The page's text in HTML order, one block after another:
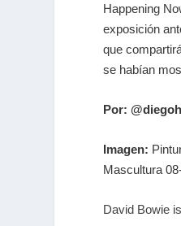
Happening
exposición
que
se habían
Por:
Imagen:
Mascultura
David Bowie